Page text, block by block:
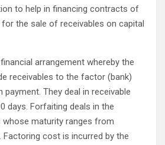
to help in financing contracts of
the sale of receivables on capital
arrangement whereby the
receivables to the factor (bank)
payment. They deal in receivable
days. Forfaiting deals in the
maturity ranges from
cost is incurred by the